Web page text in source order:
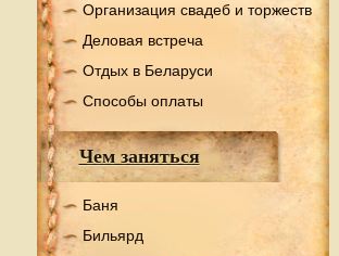
Организация свадеб и торжеств
Деловая встреча
Отдых в Беларуси
Способы оплаты
Чем заняться
Баня
Бильярд